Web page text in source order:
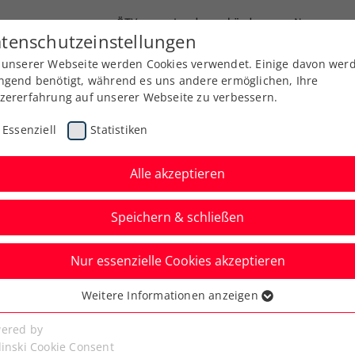
ÖTV Landesverbände News
Ausbildung Services Über uns Kreise
Turnierbetreuungen
Webseite werden Cookies verwendet. Einige davon
benötigt, während es uns andere ermöglichen, Ihre
auf unserer Webseite zu verbessern.
Essenziell Statistiken
Alle akzeptieren
Speichern & schließen
Nur essenzielle Cookies akzeptieren
Cookies werden für grundlegende Funktionen der
benötigt. Dadurch ist gewährleistet, dass die Webseite
Weitere Informationen anzeigen
by
Cookie Consent